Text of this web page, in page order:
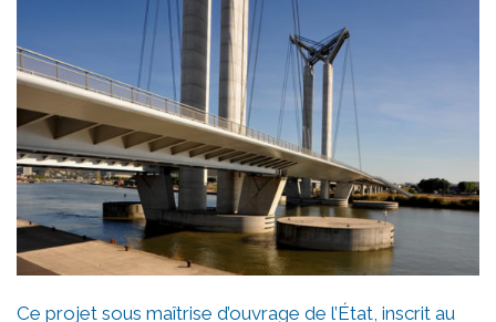
Ce projet sous maîtrise d’ouvrage de l’État, inscrit au